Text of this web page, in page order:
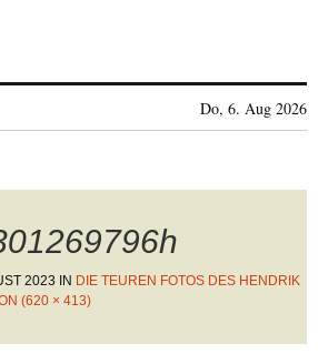
Do, 6. Aug 2026
2023 IN DIE TEUREN FOTOS DES HENDRIK
(620 × 413)